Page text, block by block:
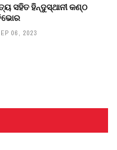
ସହିତ ହିନ୍ଦୁସ୍ଥାନୀ କଣ୍ଠ
06, 2023